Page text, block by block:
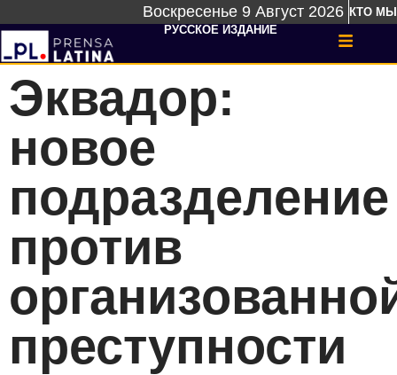
Воскресенье 9 Август 2026 КТО МЫ
РУССКОЕ ИЗДАНИЕ
Эквадор:
новое
подразделение
против
преступности